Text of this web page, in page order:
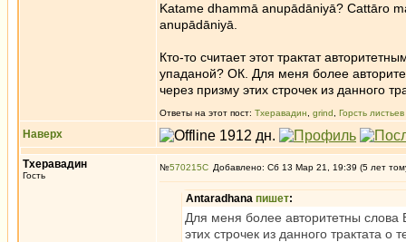
Katame dhammā anupādāniyā? Cattāro
anupādāniyā.
Кто-то считает этот трактат
упаданой? ОК. Для меня более
через призму этих строчек из данного
Ответы на этот пост: Тхеравадин grind Горсть листьев
Наверх
Тхеравадин
Гость
№570215 Добавлено: Сб 13 Мар 21, 19:39 (5 лет
Antaradhana пишет:
Для меня более авторитетны
этих строчек из данного трактата о